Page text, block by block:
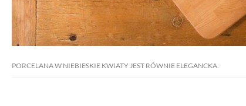
PORCELANA W NIEBIESKIE KWIATY JEST RÓWNIE ELEGANCKA.